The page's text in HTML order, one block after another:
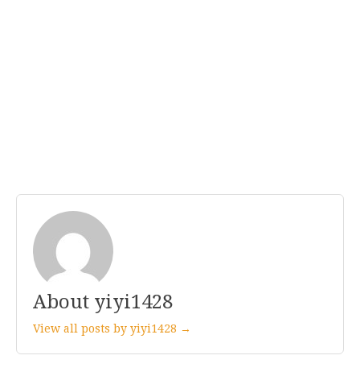
About yiyi1428
View all posts by yiyi1428 →